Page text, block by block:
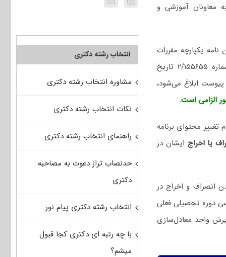
معاونان آموزشی و
۹۷۳ و ۹۷۶ شورای عالی برنامه ریزی آموزشی، اصلاحیه ماده ۱۲ آئین نامه یکپارچه مقررات
آموزشی دوره‌های تحصیلی کاردانی، کارشناسی کارشناسی ارشد و دکتری تخصصی ابلاغیه شماره ۲/۱۵۵۶۵۵ تاریخ
الزامی است.
محتوای برنامه
ایشان در
انصراف و اخراج در
دوره تحصیلی فعلی
واحد معادل‌سازی
انتخاب رشته دکتری
مشاوره انتخاب رشته دکتری
نکات انتخاب رشته دکتری
راهنمای انتخاب رشته دکتری
حدنصاب تراز دعوت به مصاحبه
دکتری
انتخاب رشته دکتری پیام نور
با چه رتبه ای دکتری کجا قبول
میشم؟